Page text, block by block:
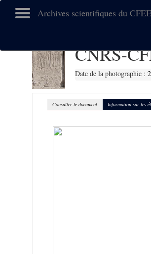
Archives scientifiques du
CNRS-
Date de la photographie :
Consulter le document Information sur les